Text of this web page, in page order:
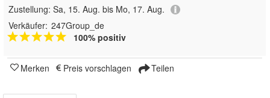
Zustellung: Sa, 15. Aug. bis Mo, 17. Aug.
Verkäufer: 247Group_de
100% positiv
Merken Preis vorschlagen Teilen